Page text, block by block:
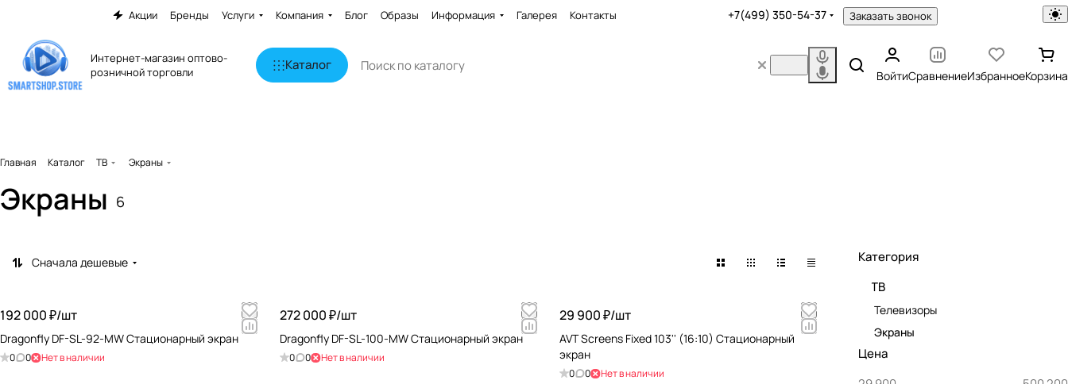
Акции Бренды Услуги Компания Блог Образы Информация Галерея Контакты +7(499) 350-54-37 Заказать звонок
Интернет-магазин оптово-
розничной торговли
Каталог
ВойтиСравнениеИзбранноеКорзина
Главная Каталог ТВ Экраны
Экраны 6
Сначала дешевые
192 000 ₽/шт
Dragonfly DF-SL-92-MW Стационарный экран
0 0 Нет в наличии
272 000 ₽/шт
Dragonfly DF-SL-100-MW Стационарный экран
0 0 Нет в наличии
29 900 ₽/шт
AVT Screens Fixed 103'' (16:10) Стационарный
экран
0 0 Нет в наличии
Категория
ТВ
Телевизоры
Экраны
Цена